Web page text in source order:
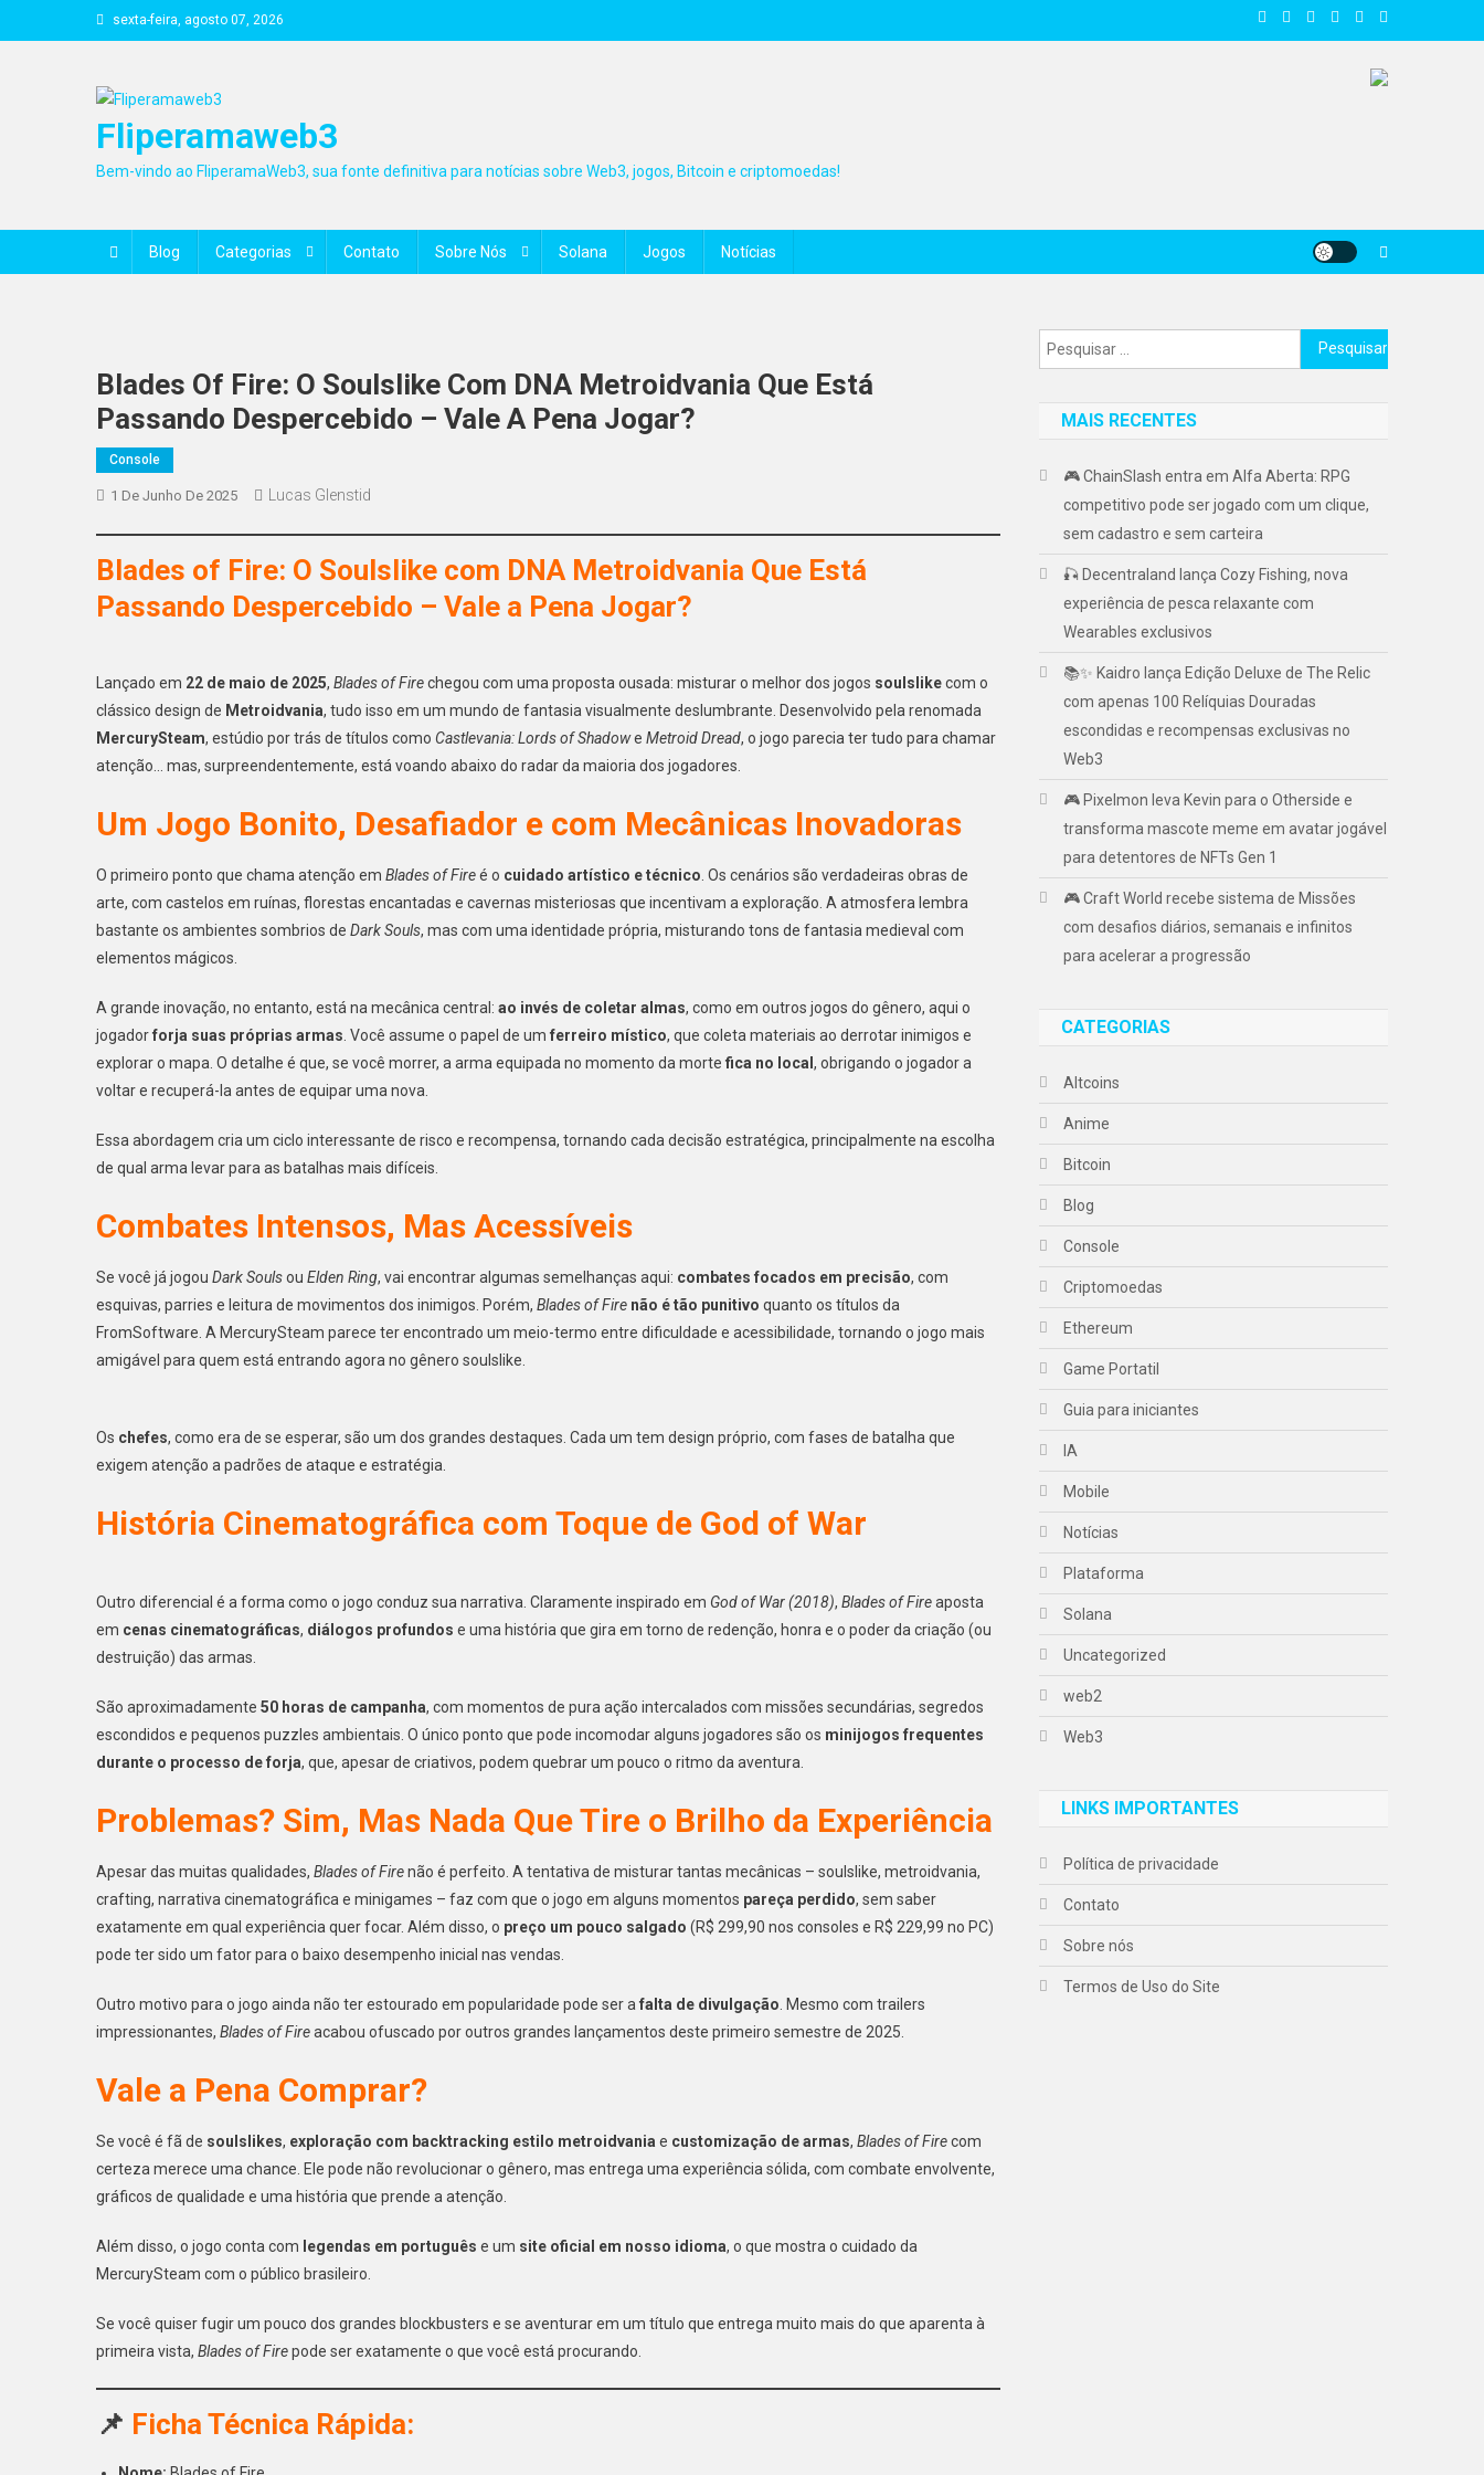
to
sexta-feira, agosto 07, 2026
Fliperamaweb3
Bem-vindo ao FliperamaWeb3, sua fonte definitiva para notícias sobre Web3, jogos, Bitcoin e criptomoedas!
Blog Categorias Contato Sobre Nós Solana Jogos Notícias
Blades Of Fire: O Soulslike Com DNA Metroidvania Que Está
Passando Despercebido – Vale A Pena Jogar?
Console
1 De Junho De 2025 Lucas Glenstid
Blades of Fire: O Soulslike com DNA Metroidvania Que Está
Passando Despercebido – Vale a Pena Jogar?
Lançado em 22 de maio de 2025, Blades of Firechegou com uma proposta ousada: misturar o melhor dos jogos soulslikecom o
clássico design de Metroidvania, tudo isso em um mundo de fantasia visualmente deslumbrante. Desenvolvido pela renomada
MercurySteam, estúdio por trás de títulos como Castlevania: Lords of Shadowe Metroid Dread, o jogo parecia ter tudo para chamar
atenção… mas, surpreendentemente, está voando abaixo do radar da maioria dos jogadores.
Um Jogo Bonito, Desafiador e com Mecânicas Inovadoras
O primeiro ponto que chama atenção em Blades of Fireé o cuidado artístico e técnico . Os cenários são verdadeiras obras de
arte, com castelos em ruínas, florestas encantadas e cavernas misteriosas que incentivam a exploração. A atmosfera lembra
bastante os ambientes sombrios de Dark Souls, mas com uma identidade própria, misturando tons de fantasia medieval com
elementos mágicos.
A grande inovação, no entanto, está na mecânica central: ao invés de coletar almas, como em outros jogos do gênero, aqui o
jogadorforja suas próprias armas . Você assume o papel de um ferreiro místico, que coleta materiais ao derrotar inimigos e
explorar o mapa. O detalhe é que, se você morrer, a arma equipada no momento da morte fica no local , obrigando o jogador a
voltar e recuperá-la antes de equipar uma nova.
Essa abordagem cria um ciclo interessante de risco e recompensa, tornando cada decisão estratégica, principalmente na escolha
de qual arma levar para as batalhas mais difíceis.
Combates Intensos, Mas Acessíveis
Se você já jogou Dark Soulsou Elden Ring, vai encontrar algumas semelhanças aqui: combates focados em precisão, com
esquivas, parries e leitura de movimentos dos inimigos. Porém, Blades of Fire não é tão punitivo quanto os títulos da
FromSoftware. A MercurySteam parece ter encontrado um meio-termo entre dificuldade e acessibilidade, tornando o jogo mais
amigável para quem está entrando agora no gênero soulslike.
Os chefes, como era de se esperar, são um dos grandes destaques. Cada um tem design próprio, com fases de batalha que
exigem atenção a padrões de ataque e estratégia.
História Cinematográfica com Toque de God of War
Outro diferencial é a forma como o jogo conduz sua narrativa. Claramente inspirado em God of War (2018), Blades of Fireaposta
em cenas cinematográficas, diálogos profundos e uma história que gira em torno de redenção, honra e o poder da criação (ou
destruição) das armas.
São aproximadamente 50 horas de campanha, com momentos de pura ação intercalados com missões secundárias, segredos
escondidos e pequenos puzzles ambientais. O único ponto que pode incomodar alguns jogadores são os minijogos frequentes
durante o processo de forja, que, apesar de criativos, podem quebrar um pouco o ritmo da aventura.
Problemas? Sim, Mas Nada Que Tire o Brilho da Experiência
Apesar das muitas qualidades, Blades of Firenão é perfeito. A tentativa de misturar tantas mecânicas – soulslike, metroidvania,
crafting, narrativa cinematográfica e minigames – faz com que o jogo em alguns momentos pareça perdido, sem saber
exatamente em qual experiência quer focar. Além disso, o preço um pouco salgado (R$ 299,90 nos consoles e R$ 229,99 no PC)
pode ter sido um fator para o baixo desempenho inicial nas vendas.
Outro motivo para o jogo ainda não ter estourado em popularidade pode ser a falta de divulgação . Mesmo com trailers
impressionantes, Blades of Fireacabou ofuscado por outros grandes lançamentos deste primeiro semestre de 2025.
Vale a Pena Comprar?
Se você é fã de soulslikes, exploração com backtracking estilo metroidvania e customização de armas, Blades of Firecom
certeza merece uma chance. Ele pode não revolucionar o gênero, mas entrega uma experiência sólida, com combate envolvente,
gráficos de qualidade e uma história que prende a atenção.
Além disso, o jogo conta com legendas em português e um site oficial em nosso idioma, o que mostra o cuidado da
MercurySteam com o público brasileiro.
Se você quiser fugir um pouco dos grandes blockbusters e se aventurar em um título que entrega muito mais do que aparenta à
primeira vista, Blades of Firepode ser exatamente o que você está procurando.
📌 Ficha Técnica Rápida:
Pesquisar
por:
MAIS RECENTES
🎮 ChainSlash entra em Alfa Aberta: RPG
competitivo pode ser jogado com um clique,
sem cadastro e sem carteira
🎣 Decentraland lança Cozy Fishing, nova
experiência de pesca relaxante com
Wearables exclusivos
📚✨ Kaidro lança Edição Deluxe de The Relic
com apenas 100 Relíquias Douradas
escondidas e recompensas exclusivas no
Web3
🎮 Pixelmon leva Kevin para o Otherside e
transforma mascote meme em avatar jogável
para detentores de NFTs Gen 1
🎮 Craft World recebe sistema de Missões
com desafios diários, semanais e infinitos
para acelerar a progressão
CATEGORIAS
Altcoins
Anime
Bitcoin
Blog
Console
Criptomoedas
Ethereum
Game Portatil
Guia para iniciantes
IA
Mobile
Notícias
Plataforma
Solana
Uncategorized
web2
Web3
LINKS IMPORTANTES
Política de privacidade
Contato
Sobre nós
Termos de Uso do Site